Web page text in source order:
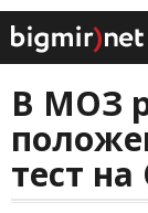
В МОЗ
тест на